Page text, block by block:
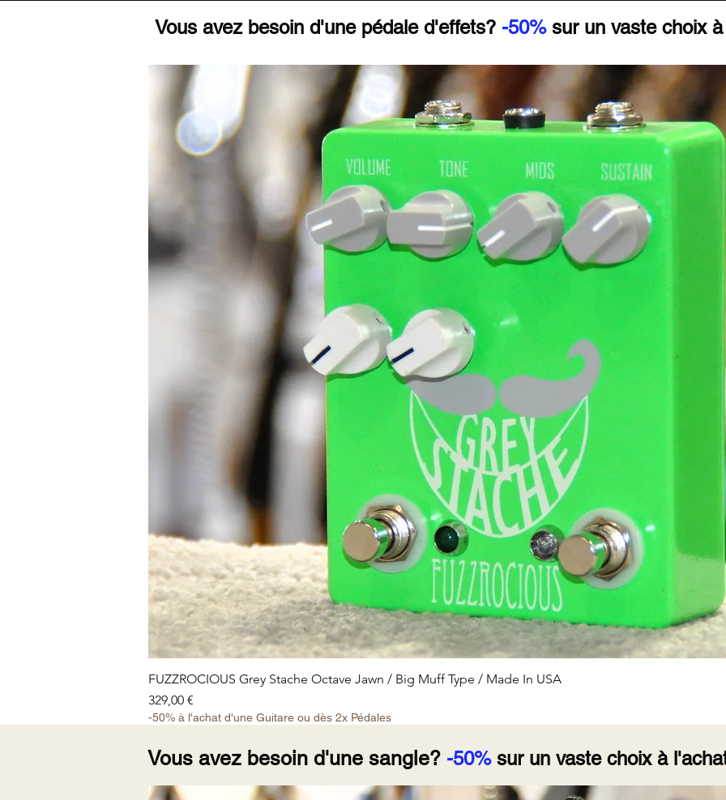
Vous avez besoin d'une pédale d'effets? -50%sur un vaste choix
Aperçu rapide
FUZZROCIOUS Grey Stache Octave Jawn / Big Muff Type / Made In USA
Prix
329,00 €
-50% à l'achat d'une Guitare ou dès 2x Pédales
Vous avez besoin d'une sangle? -50%sur un vaste choix à